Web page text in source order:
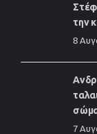
την
8
7